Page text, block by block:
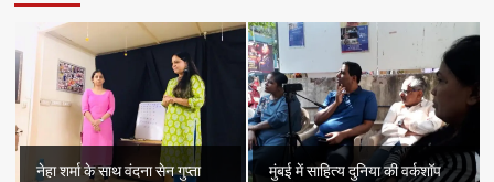
नेहा शर्मा के साथ वंदना सेन गुप्ता मुंबई में साहित्य दुनिया की वर्कशॉप